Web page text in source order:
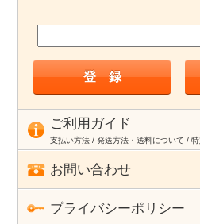
ご利用ガイド
支払い方法 / 発送方法・送料について /
お問い合わせ
プライバシーポリシー